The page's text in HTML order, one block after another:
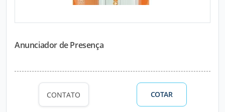
Anunciador de Presença
CONTATO COTAR